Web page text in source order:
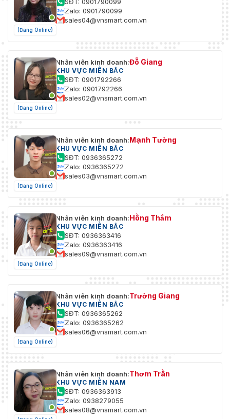
(Đang Online)
Zalo: 0901790099
sales04@vnsmart.com.vn
(Đang Online)
Nhân viên kinh doanh:Đỗ Giang
KHU VỰC MIỀN BẮC
SĐT: 0901792266
Zalo: 0901792266
sales02@vnsmart.com.vn
(Đang Online)
Nhân viên kinh doanh:Mạnh Tường
KHU VỰC MIỀN BẮC
SĐT: 0936365272
Zalo: 0936365272
sales03@vnsmart.com.vn
(Đang Online)
Nhân viên kinh doanh:Hồng Thắm
KHU VỰC MIỀN BẮC
SĐT: 0936363416
Zalo: 0936363416
sales09@vnsmart.com.vn
(Đang Online)
Nhân viên kinh doanh:Trường Giang
KHU VỰC MIỀN BẮC
SĐT: 0936365262
Zalo: 0936365262
sales06@vnsmart.com.vn
Nhân viên kinh doanh:Thơm Trần
KHU VỰC MIỀN NAM
SĐT: 0936363913
Zalo: 0938279055
sales08@vnsmart.com.vn